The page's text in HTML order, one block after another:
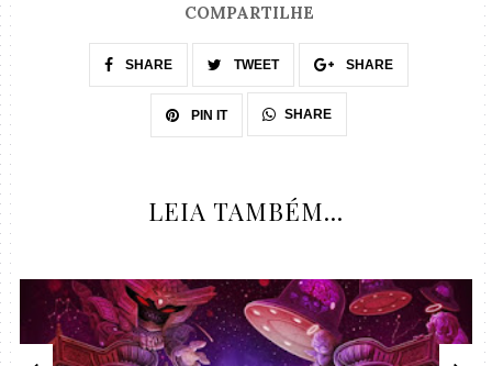
COMPARTILHE
SHARE TWEET SHARE
PIN IT SHARE
LEIA TAMBÉM...